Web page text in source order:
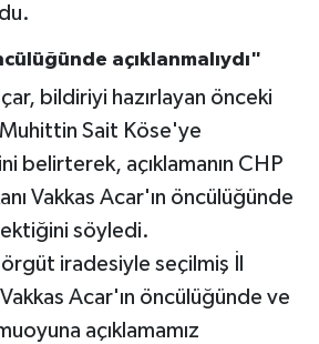
açıklanmalıydı"
bildiriyi hazırlayan önceki
Muhittin Sait Köse'ye
belirterek, açıklamanın CHP
Vakkas Acar'ın öncülüğünde
söyledi.
iradesiyle seçilmiş İl
Vakkas Acar'ın öncülüğünde ve
açıklamamız